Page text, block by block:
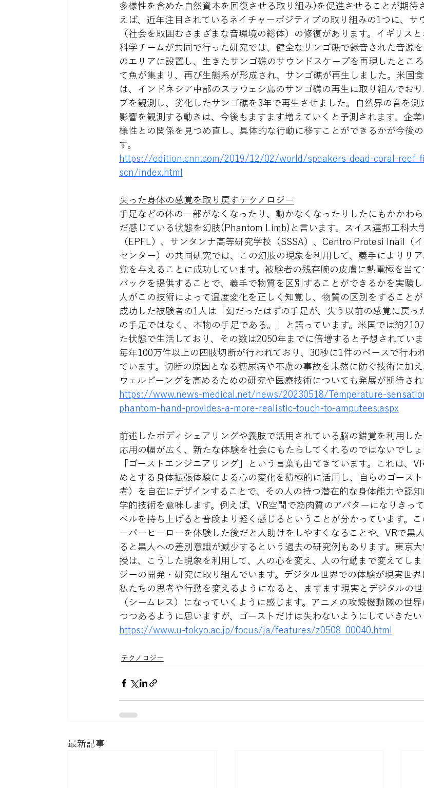
多様性を含めた自然資本を回復させる取り組み)を促進させることが期待
えば、近年注目されているネイチャーポジティブの取り組みの1つに、サ
（社会を取囲むさまざまな音環境の総体）の修復があります。イギリス
科学チームが共同で行った研究では、健全なサンゴ礁で録音された音源
のエリアに設置し、生きたサンゴ礁のサウンドスケープを再現したとこ
て魚が集まり、再び生態系が形成され、サンゴ礁が再生しました。米国
は、インドネシア中部のスラウェシ島のサンゴ礁の再生に取り組んでお
プを観測し、劣化したサンゴ礁を3年で再生させました。自然界の音を測
影響を観測する動きは、今後もますます増えていくと予測されます。企
様性との関係を見つめ直し、具体的な行動に移すことができるかが今後
す。
https://edition.cnn.com/2019/12/02/world/speakers-dead-coral-reef-
scn/index.html
失った身体の感覚を取り戻すテクノロジー
手足などの体の一部がなくなったり、動かなくなったりしたにもかかわ
だ感じている状態を幻肢(Phantom Limb)と言います。スイス連邦工科大
（EPFL）、サンタンナ高等研究学校（SSSA）、Centro Protesi Inail（
センター）の共同研究では、この幻肢の現象を利用して、義手によりリ
覚を与えることに成功しています。被験者の残存腕の皮膚に熱電極を当
バックを提供することで、義手で物質を区別することができるかを実験
人がこの技術によって温度変化を正しく知覚し、物質の区別をすることが
成功した被験者の1人は「幻だったはずの手足が、失う以前の感覚に戻っ
の手足ではなく、本物の手足である。」と語っています。米国では約210
た状態で生活しており、その数は2050年までに倍増すると予想されてい
毎年100万件以上の四肢切断が行われており、30秒に1件のペースで行わ
ています。切断の原因となる糖尿病や不慮の事故を未然に防ぐ技術に加
ウェルビーングを高めるための研究や医療技術についても発展が期待され
https://www.news-medical.net/news/20230518/Temperature-
phantom-hand-provides-a-more-realistic-touch-to-amputees.aspx
前述したボディシェアリングや義肢で活用されている脳の錯覚を利用した
応用の幅が広く、新たな体験を社会にもたらしてくれるのではないでしょ
「ゴーストエンジニアリング」という言葉も出てきています。これは、
めとする身体拡張体験による心の変化を積極的に活用し、自らのゴース
考）を自在にデザインすることで、その人の持つ潜在的な身体能力や認
学的技術を意味します。例えば、VR空間で筋肉質のアバターになりきっ
ベルを持ち上げると普段より軽く感じるということが分かっています。
ーパーヒーローを体験した後だと人助けをしやすくなることや、VRで黒
ると黒人への差別意識が減少するという過去の研究例もあります。東京
授は、こうした現象を利用して、人の心を変え、人の行動まで変えてしま
ジーの開発・研究に取り組んでいます。デジタル世界での体験が現実世界
私たちの思考や行動を変えるようになると、ますます現実とデジタルの
（シームレス）になっていくように感じます。アニメの攻殻機動隊の世
つつあるように思いますが、ゴーストだけは失わないようにしていきたい
https://www.u-tokyo.ac.jp/focus/ja/features/z0508_00040.html
テクノロジー
最新記事